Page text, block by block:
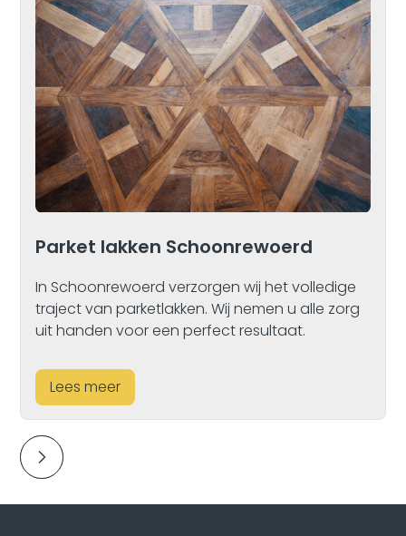
Parket lakken Schoonrewoerd
In Schoonrewoerd verzorgen wij het volledige
traject van parketlakken. Wij nemen u alle zorg
uit handen voor een perfect resultaat.
Lees meer